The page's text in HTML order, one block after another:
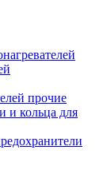
прочие
и кольца для